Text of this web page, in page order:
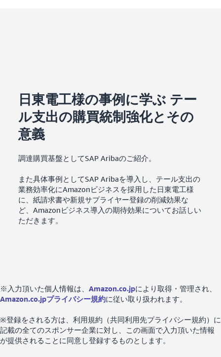
日東電工様の事例に学ぶ テー
ル支出の購買統制強化とその
意義
調達購買基盤としてSAP Aribaのご紹介。
また具体事例としてSAP Aribaを導入し、テール支出の
業務効率化にAmazonビジネスを採用した日東電工様
に、紙請求書や新規サプライヤー登録の削減効果な
ど、Amazonビジネス導入の期待効果についてお話しい
ただきます。
※入力頂いた個人情報は、 Amazon.co.jpにより取得・管理され、
Amazon.co.jpプライバシー規約に従い取り扱われます。
※登録をされる方は、利用規約（共同利用先プライバシー規約）に
記載の全てのスポンサー企業に対し、この画面で入力頂いた情報
が提供されることに同意し登録するものとします。